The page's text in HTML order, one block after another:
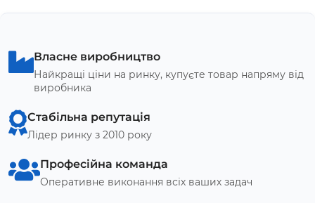
Власне виробництво
Найкращі ціни на ринку, купуєте товар напряму від
виробника
Стабільна репутація
Лідер ринку з 2010 року
Професійна команда
Оперативне виконання всіх ваших задач